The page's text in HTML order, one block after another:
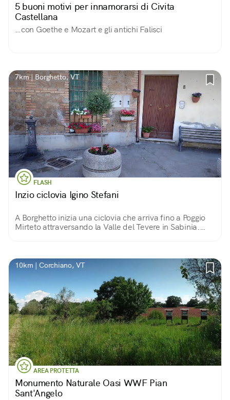
5 buoni motivi per innamorarsi di Civita
Castellana
…con Goethe e Mozart e gli antichi Falisci
7km | Borghetto, VT
FLASH
Inzio ciclovia Igino Stefani
A Borghetto inizia una ciclovia che arriva fino a Poggio
Mirteto attraversando la Valle del Tevere in Sabinia.
10km | Corchiano, VT
AREA PROTETTA
Monumento Naturale Oasi WWF Pian
Sant'Angelo